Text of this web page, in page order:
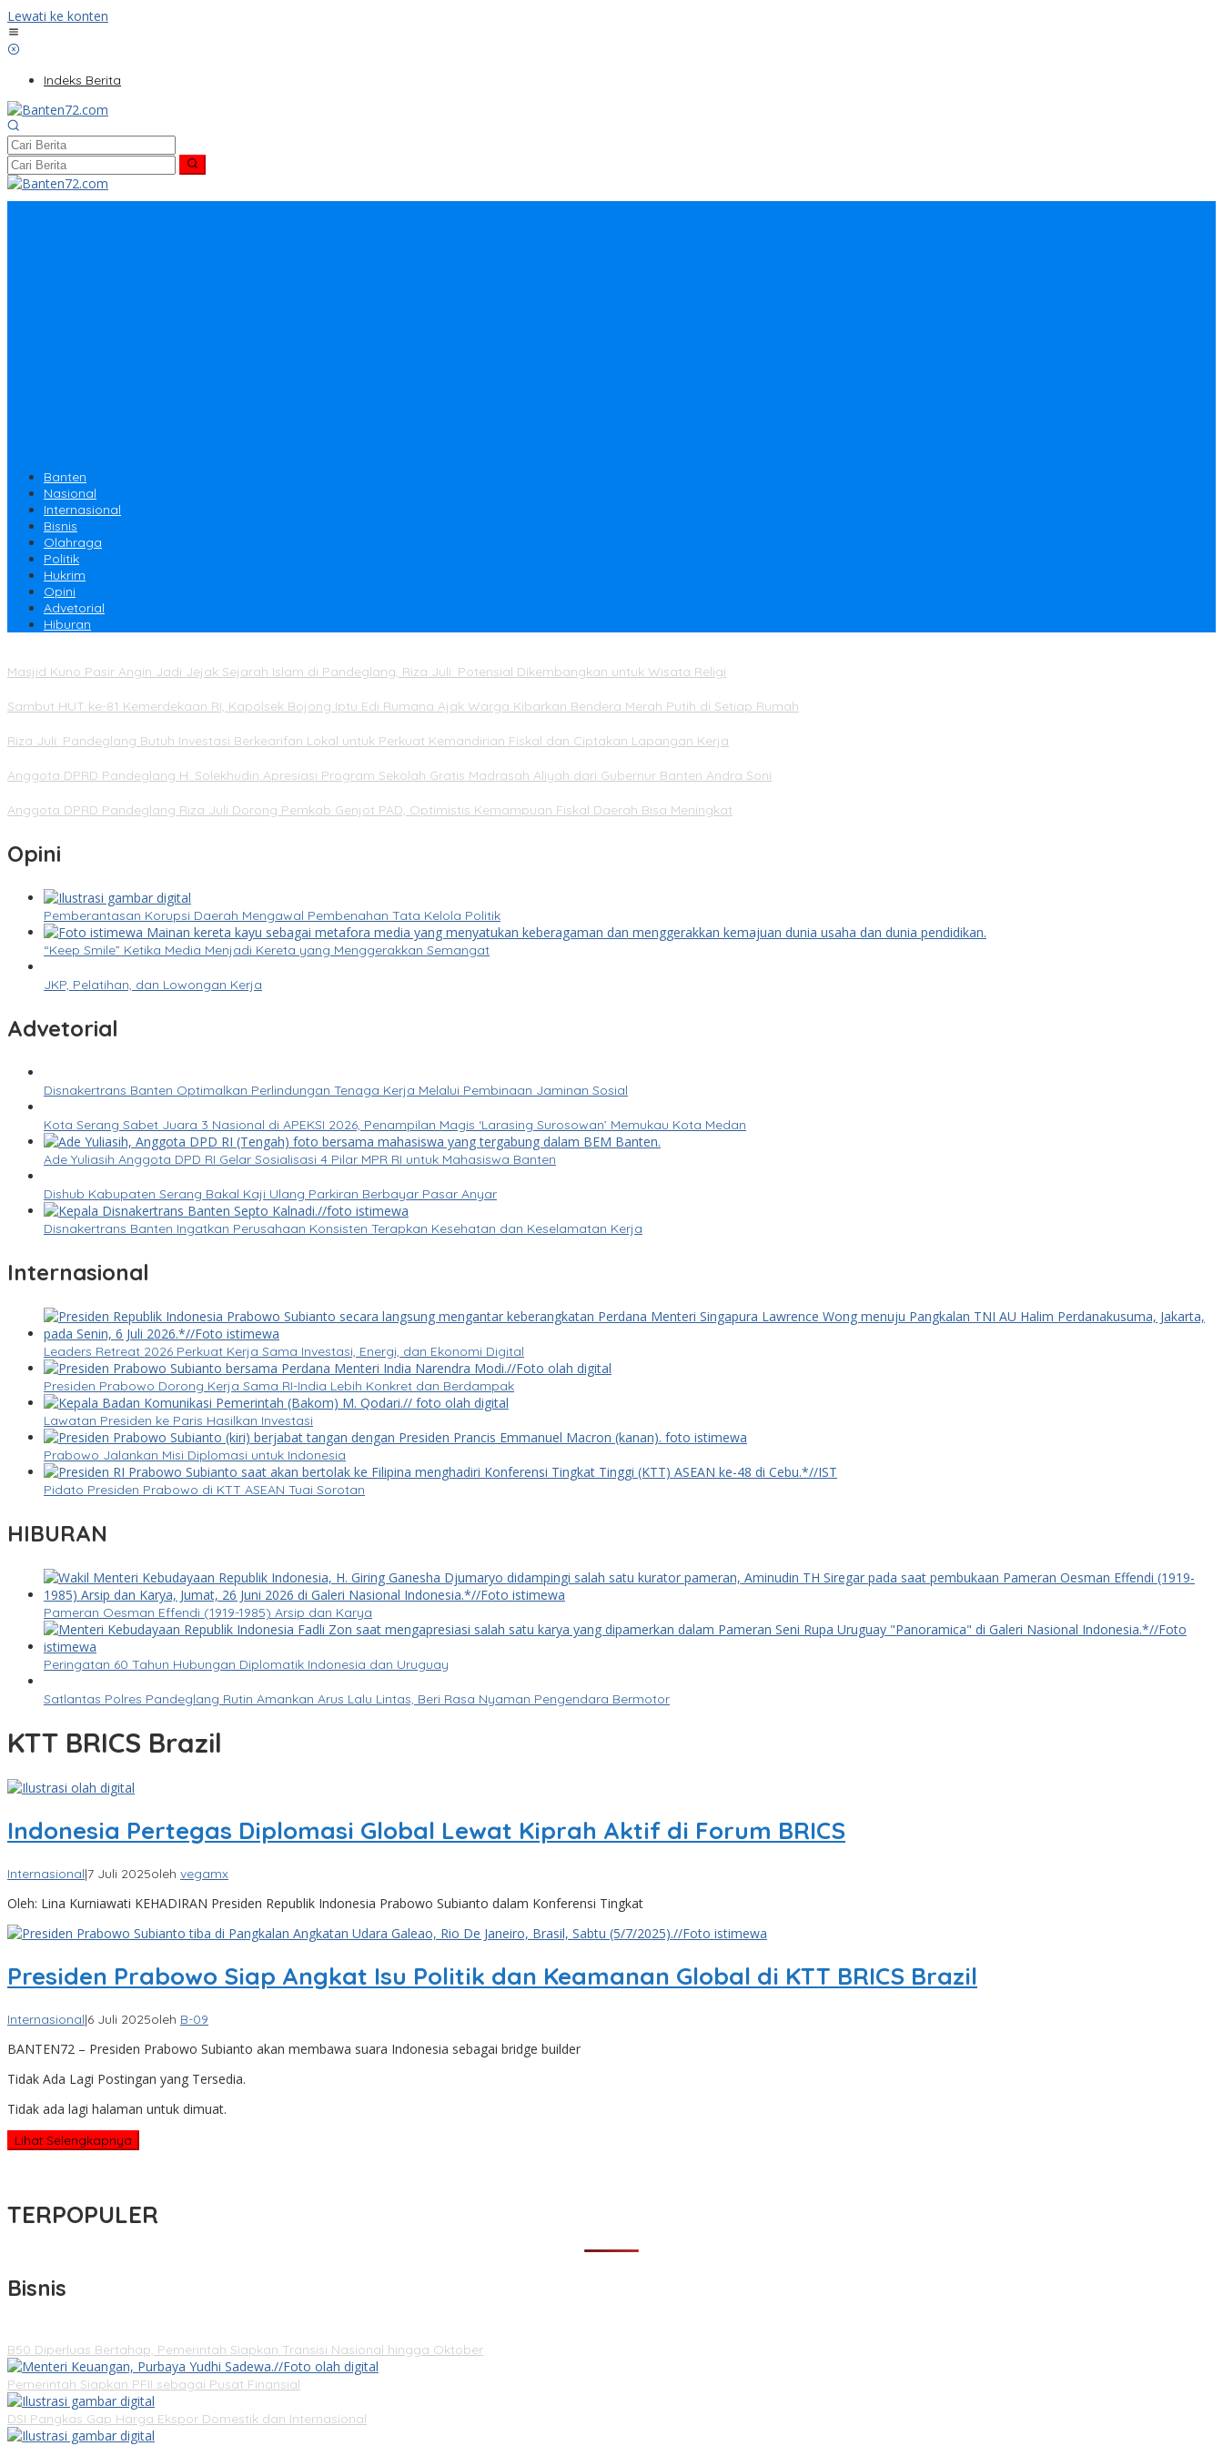
Lewati ke konten
Indeks Berita
Banten
Nasional
Internasional
Bisnis
Olahraga
Politik
Hukrim
Opini
Advetorial
Hiburan
Masjid Kuno Pasir Angin Jadi Jejak Sejarah Islam di Pandeglang, Riza Juli: Potensial Dikembangkan untuk Wisata Religi
Sambut HUT ke-81 Kemerdekaan RI, Kapolsek Bojong Iptu Edi Rumana Ajak Warga Kibarkan Bendera Merah Putih di Setiap Rumah
Riza Juli: Pandeglang Butuh Investasi Berkearifan Lokal untuk Perkuat Kemandirian Fiskal dan Ciptakan Lapangan Kerja
Anggota DPRD Pandeglang H. Solekhudin Apresiasi Program Sekolah Gratis Madrasah Aliyah dari Gubernur Banten Andra Soni
Anggota DPRD Pandeglang Riza Juli Dorong Pemkab Genjot PAD, Optimistis Kemampuan Fiskal Daerah Bisa Meningkat
Opini
Pemberantasan Korupsi Daerah Mengawal Pembenahan Tata Kelola Politik
“Keep Smile” Ketika Media Menjadi Kereta yang Menggerakkan Semangat
JKP, Pelatihan, dan Lowongan Kerja
Advetorial
Disnakertrans Banten Optimalkan Perlindungan Tenaga Kerja Melalui Pembinaan Jaminan Sosial
Kota Serang Sabet Juara 3 Nasional di APEKSI 2026, Penampilan Magis ‘Larasing Surosowan’ Memukau Kota Medan
Ade Yuliasih Anggota DPD RI Gelar Sosialisasi 4 Pilar MPR RI untuk Mahasiswa Banten
Dishub Kabupaten Serang Bakal Kaji Ulang Parkiran Berbayar Pasar Anyar
Disnakertrans Banten Ingatkan Perusahaan Konsisten Terapkan Kesehatan dan Keselamatan Kerja
Internasional
Leaders Retreat 2026 Perkuat Kerja Sama Investasi, Energi, dan Ekonomi Digital
Presiden Prabowo Dorong Kerja Sama RI-India Lebih Konkret dan Berdampak
Lawatan Presiden ke Paris Hasilkan Investasi
Prabowo Jalankan Misi Diplomasi untuk Indonesia
Pidato Presiden Prabowo di KTT ASEAN Tuai Sorotan
HIBURAN
Pameran Oesman Effendi (1919-1985) Arsip dan Karya
Peringatan 60 Tahun Hubungan Diplomatik Indonesia dan Uruguay
Satlantas Polres Pandeglang Rutin Amankan Arus Lalu Lintas, Beri Rasa Nyaman Pengendara Bermotor
KTT BRICS Brazil
Indonesia Pertegas Diplomasi Global Lewat Kiprah Aktif di Forum BRICS
Internasional|7 Juli 2025oleh vegamx
Oleh: Lina Kurniawati KEHADIRAN Presiden Republik Indonesia Prabowo Subianto dalam Konferensi Tingkat
Presiden Prabowo Siap Angkat Isu Politik dan Keamanan Global di KTT BRICS Brazil
Internasional|6 Juli 2025oleh B-09
BANTEN72 – Presiden Prabowo Subianto akan membawa suara Indonesia sebagai bridge builder
Tidak Ada Lagi Postingan yang Tersedia.
Tidak ada lagi halaman untuk dimuat.
Lihat Selengkapnya
TERPOPULER
Bisnis
B50 Diperluas Bertahap, Pemerintah Siapkan Transisi Nasional hingga Oktober
Pemerintah Siapkan PFII sebagai Pusat Finansial
DSI Pangkas Gap Harga Ekspor Domestik dan Internasional